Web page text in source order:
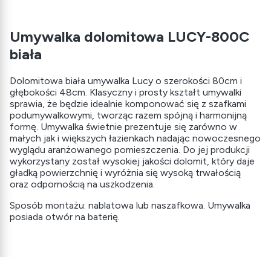
Umywalka dolomitowa LUCY-800C
biała
Dolomitowa biała umywalka Lucy o szerokości 80cm i
głębokości 48cm. Klasyczny i prosty kształt umywalki
sprawia, że będzie idealnie komponować się z szafkami
podumywalkowymi, tworząc razem spójną i harmonijną
formę. Umywalka świetnie prezentuje się zarówno w
małych jak i większych łazienkach nadając nowoczesnego
wyglądu aranżowanego pomieszczenia. Do jej produkcji
wykorzystany został wysokiej jakości dolomit, który daje
gładką powierzchnię i wyróżnia się wysoką trwałością
oraz odpornością na uszkodzenia.
Sposób montażu: nablatowa lub naszafkowa. Umywalka
posiada otwór na baterię.